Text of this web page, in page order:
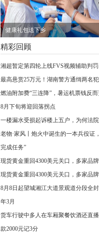
健康礼包送下乡
精彩回顾
湘超暂定第四轮上线FVS视频辅助判罚
最高悬赏25万元！湖南警方通缉两名
燃油附加费“三连降”，暑运机票钱反而
8月下旬将迎回落拐点
一楼漏水受损起诉楼上五户，为何法
老物·家风丨炮火中诞生的一本兵役证
完成任务”
现货黄金重回4300美元关口，多家品
现货黄金重回4300美元关口，多家品
8月8日起望城湘江大道景观道分段全
年3月
货车行驶中多人在车厢聚餐饮酒还直
款2000元记3分